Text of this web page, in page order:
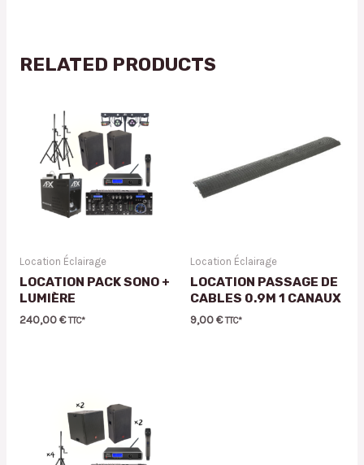
RELATED PRODUCTS
Location Éclairage
LOCATION PACK SONO +
LUMIÈRE
240,00€ TTC*
Location Éclairage
LOCATION PASSAGE DE
CABLES 0.9M 1 CANAUX
9,00€ TTC*